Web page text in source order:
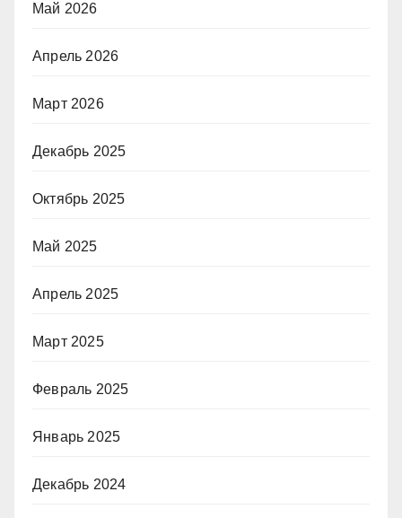
Май 2026
Апрель 2026
Март 2026
Декабрь 2025
Октябрь 2025
Май 2025
Апрель 2025
Март 2025
Февраль 2025
Январь 2025
Декабрь 2024